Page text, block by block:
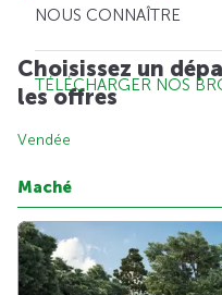
NOUS CONNAÎTRE
TÉLÉCHARGER NOS
Choisissez un
les offres
Vendée
Maché